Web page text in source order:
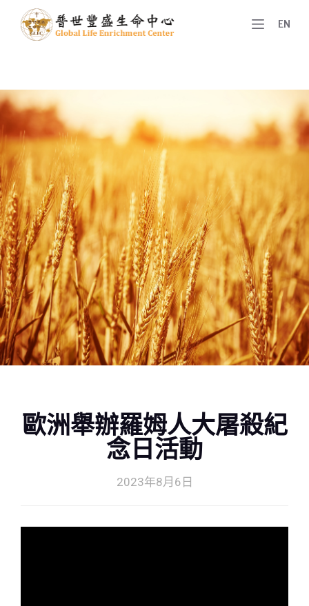
跳
至
內
容
EN
歐洲舉辦羅姆人大屠殺紀
念日活動
2023年8月6日